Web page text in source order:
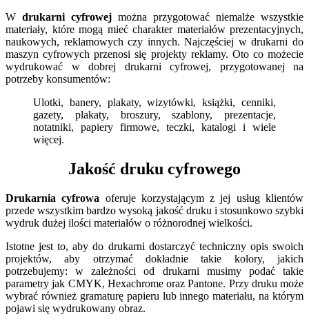
W drukarni cyfrowej można przygotować niemalże wszystkie
materiały, które mogą mieć charakter materiałów prezentacyjnych,
naukowych, reklamowych czy innych. Najczęściej w drukarni do
maszyn cyfrowych przenosi się projekty reklamy. Oto co możecie
wydrukować w dobrej drukarni cyfrowej, przygotowanej na
potrzeby konsumentów:
Ulotki, banery, plakaty, wizytówki, książki, cenniki,
gazety, plakaty, broszury, szablony, prezentacje,
notatniki, papiery firmowe, teczki, katalogi i wiele
więcej.
Jakość druku cyfrowego
Drukarnia cyfrowa oferuje korzystającym z jej usług klientów
przede wszystkim bardzo wysoką jakość druku i stosunkowo szybki
wydruk dużej ilości materiałów o różnorodnej wielkości.
Istotne jest to, aby do drukarni dostarczyć techniczny opis swoich
projektów, aby otrzymać dokładnie takie kolory, jakich
potrzebujemy: w zależności od drukarni musimy podać takie
parametry jak CMYK, Hexachrome oraz Pantone. Przy druku może
wybrać również gramaturę papieru lub innego materiału, na którym
pojawi się wydrukowany obraz.